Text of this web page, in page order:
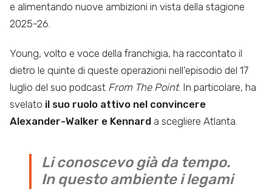
e alimentando nuove ambizioni in vista della stagione
2025-26.
Young, volto e voce della franchigia, ha raccontato il
dietro le quinte di queste operazioni nell’episodio del 17
luglio del suo podcast From The Point. In particolare, ha
svelato il suo ruolo attivo nel convincere
Alexander-Walker e Kennard a scegliere Atlanta.
Li conoscevo già da tempo.
In questo ambiente i legami